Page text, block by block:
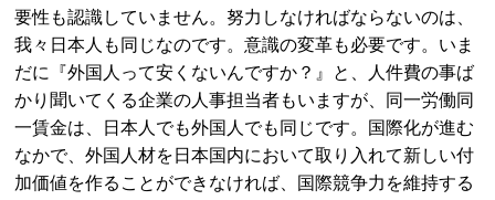
要性も認識していません。努力しなければならないのは、
我々日本人も同じなのです。意識の変革も必要です。いま
だに『外国人って安くないんですか？』と、人件費の事ば
かり聞いてくる企業の人事担当者もいますが、同一労働同
一賃金は、日本人でも外国人でも同じです。国際化が進む
なかで、外国人材を日本国内において取り入れて新しい付
加価値を作ることができなければ、国際競争力を維持する